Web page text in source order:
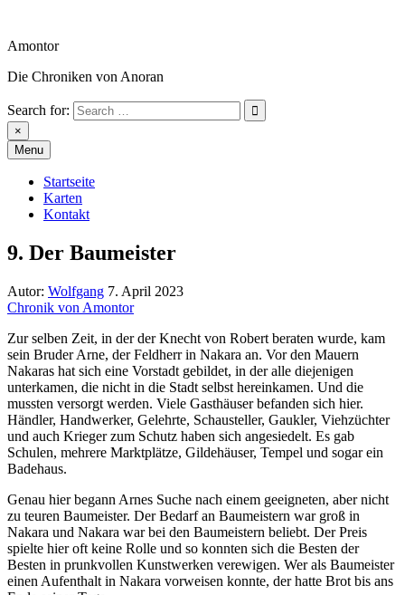
content
Amontor
Die Chroniken von Anoran
Amontor
Search for:
×
Menu
Startseite
Karten
Kontakt
9. Der Baumeister
Autor: Wolfgang 7. April 2023
Chronik von Amontor
Zur selben Zeit, in der der Knecht von Robert beraten wurde, kam
sein Bruder Arne, der Feldherr in Nakara an. Vor den Mauern
Nakaras hat sich eine Vorstadt gebildet, in der alle diejenigen
unterkamen, die nicht in die Stadt selbst hereinkamen. Und die
mussten versorgt werden. Viele Gasthäuser befanden sich hier.
Händler, Handwerker, Gelehrte, Schausteller, Gaukler, Viehzüchter
und auch Krieger zum Schutz haben sich angesiedelt. Es gab
Schulen, mehrere Marktplätze, Gildehäuser, Tempel und sogar ein
Badehaus.
Genau hier begann Arnes Suche nach einem geeigneten, aber nicht
zu teuren Baumeister. Der Bedarf an Baumeistern war groß in
Nakara und Nakara war bei den Baumeistern beliebt. Der Preis
spielte hier oft keine Rolle und so konnten sich die Besten der
Besten in prunkvollen Kunstwerken verewigen. Wer als Baumeister
einen Aufenthalt in Nakara vorweisen konnte, der hatte Brot bis ans